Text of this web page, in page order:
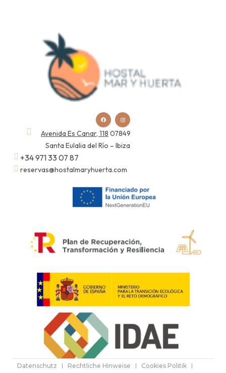
Avenida Es Canar, 118 07849
Santa Eulalia del Río – Ibiza
+34 971 33 07 87
reservas@hostalmaryhuerta.com
Datenschutz Rechtliche Hinweise
Cookies Politik